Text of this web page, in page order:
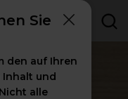
Sie
den auf Ihren
und
alle